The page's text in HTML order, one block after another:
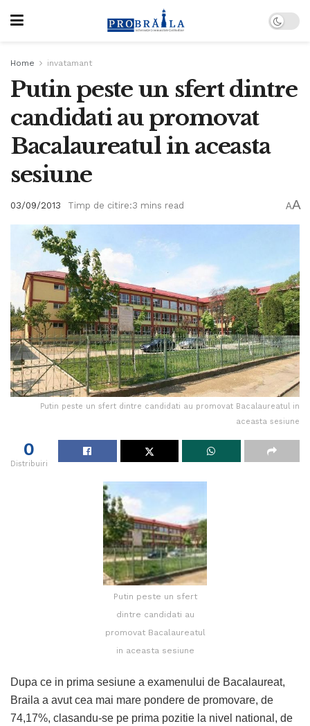
Home invatamant
Putin peste un sfert dintre
candidati au promovat
Bacalaureatul in aceasta
sesiune
03/09/2013 Timp de citire:3 mins read AA
Putin peste un sfert dintre candidati au promovat Bacalaureatul in
aceasta sesiune
0
Distribuiri
Putin peste un sfert
dintre candidati au
promovat Bacalaureatul
in aceasta sesiune
Dupa ce in prima sesiune a examenului de Bacalaureat,
Braila a avut cea mai mare pondere de promovare, de
74,17%, clasandu-se pe prima pozitie la nivel national, de